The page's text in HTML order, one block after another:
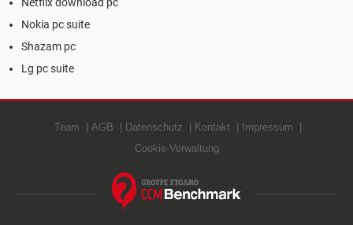
Nokia pc suite
Shazam pc
Lg pc suite
Team AGB Datenschutz Kontakt
Impressum
Cookie-Verwaltung